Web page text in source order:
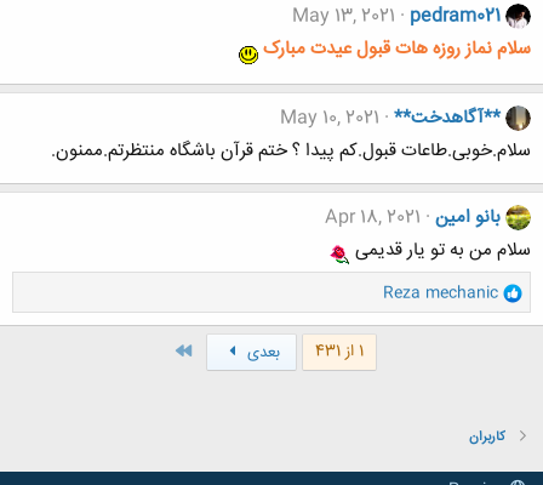
pedram021
May 13, 2021
سلام نماز روزه هات قبول عیدت مبارک
**آگاهدخت** May 10, 2021
سلام.خوبی.طاعات قبول.کم پیدا ؟ ختم قرآن باشگاه منتظرتم.ممنون.
بانو امین Apr 18, 2021
سلام من به تو یار قدیمی
و
ا
ک
:
Reza mechanic
1 از 431 بعدی
کاربران